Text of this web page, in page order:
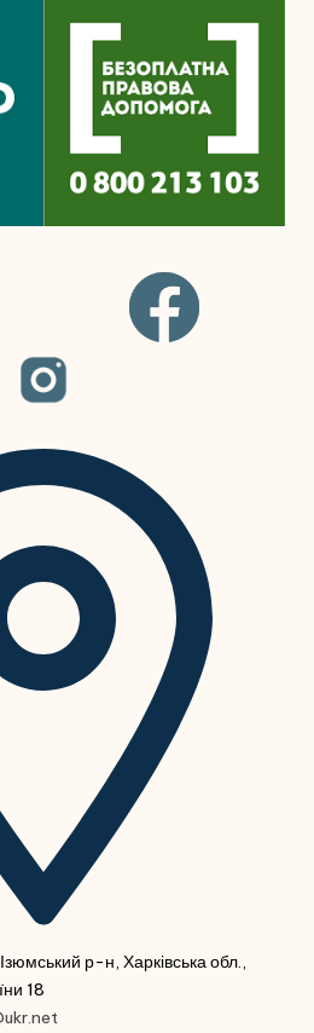
р-н, Харківська обл.,
18